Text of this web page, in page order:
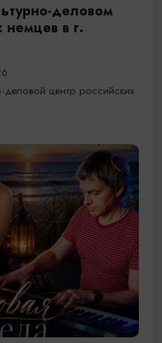
деловом
немцев в г.
деловой центр российских